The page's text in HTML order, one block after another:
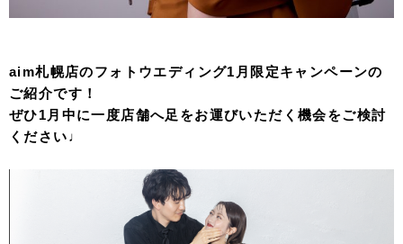
aim札幌店のフォトウエディング1月限定キャンペーンの
ご紹介です！
ぜひ1月中に一度店舗へ足をお運びいただく機会をご検討
ください♩